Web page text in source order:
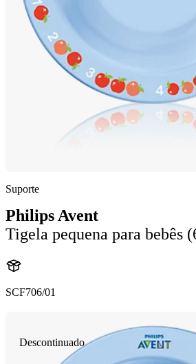
Suporte
Philips Avent
Tigela pequena para bebês
SCF706/01
Descontinuado